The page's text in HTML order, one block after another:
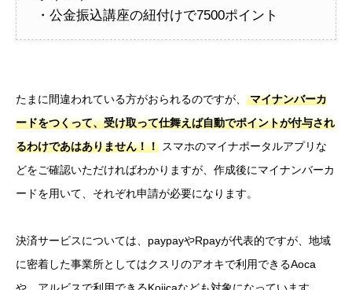
・公金振込講座の紐付けで7500ポイント
たまに間違われている方がおられるのですが、 マイナンバーカ
ードをつくって、受け取って仕舞えば自動でポイントが付与され
るわけであはありません！！ スマホのマイナポータルアプリな
どをご確認いただければわかりますが、作成後にマイナンバーカ
ードを用いて、それぞれ申請が必要になります。
決済サービスについては、paypayやRpayが代表的ですが、地域
に密着した事業所としてはクスリのアオキで利用できるAoca